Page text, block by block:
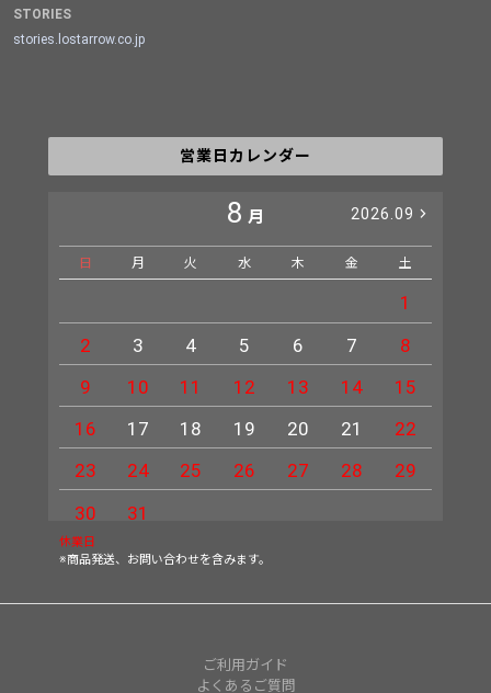
STORIES
stories.lostarrow.co.jp
営業日カレンダー
8 月 2026.09
日 月 火 水 木 金 土
1
2
3 4 5 6 7
8
9
10 11 12 13 14
15
16
17 18 19 20 21
22
23
24 25 26 27 28
29
30
31
休業日
※商品発送、お問い合わせを含みます。
ご利用ガイド
よくあるご質問